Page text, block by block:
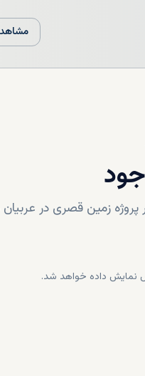
زمین قصری در عربیان
نمایش داده خواهد شد.